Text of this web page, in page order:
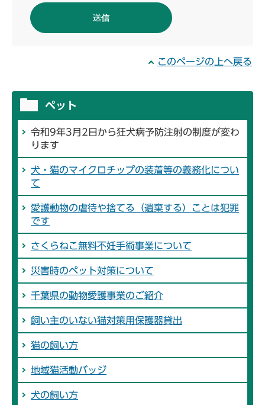
このページの上へ戻る
ペット
令和9年3月2日から狂犬病予防注射の制度が変わ
ります
犬・猫のマイクロチップの装着等の義務化につい
て
愛護動物の虐待や捨てる（遺棄する）ことは犯罪
です
さくらねこ無料不妊手術事業について
災害時のペット対策について
千葉県の動物愛護事業のご紹介
飼い主のいない猫対策用保護器貸出
猫の飼い方
地域猫活動バッジ
犬の飼い方